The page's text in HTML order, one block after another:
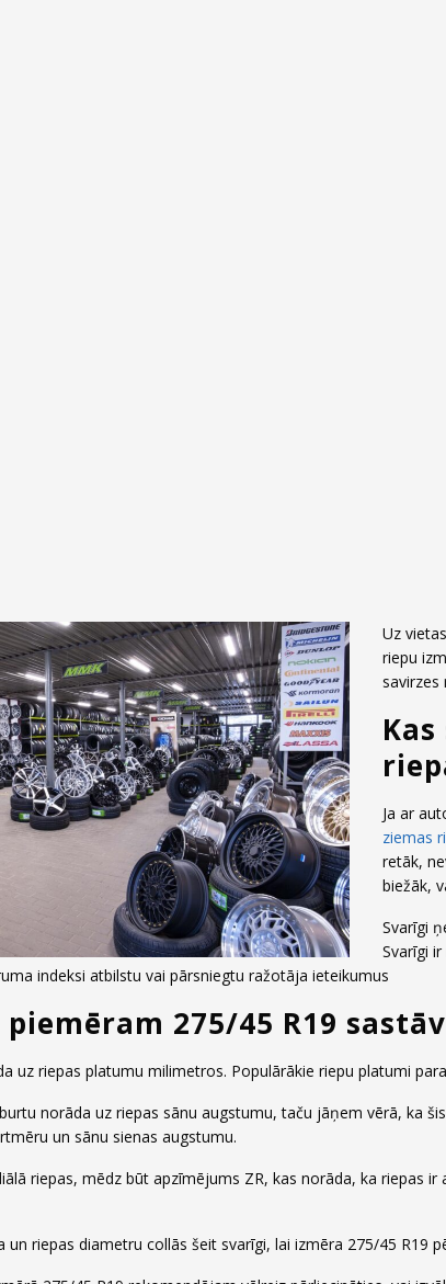
Uz
riepu
savirzes
Ja ar
ziemas
retāk,
biežāk,
Svarīgi
Svarīgi
indeksi atbilstu vai pārsniegtu ražotāja ieteikumus
piemēram 275/45 R19
uz riepas platumu milimetros. Populārākie riepu platumi
norāda uz riepas sānu augstumu, taču jāņem vērā, ka
un sānu sienas augstumu.
riepas, mēdz būt apzīmējums ZR, kas norāda, ka riepas
un riepas diametru collās šeit svarīgi, lai izmēra 275/45 R19